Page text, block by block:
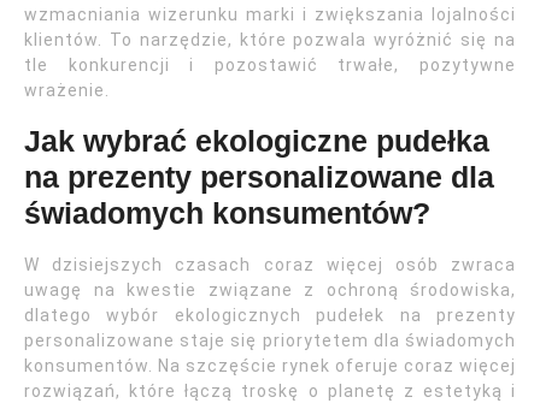
wzmacniania wizerunku marki i zwiększania lojalności
klientów. To narzędzie, które pozwala wyróżnić się na
tle konkurencji i pozostawić trwałe, pozytywne
wrażenie.
Jak wybrać ekologiczne pudełka
na prezenty personalizowane dla
świadomych konsumentów?
W dzisiejszych czasach coraz więcej osób zwraca
uwagę na kwestie związane z ochroną środowiska,
dlatego wybór ekologicznych pudełek na prezenty
personalizowane staje się priorytetem dla świadomych
konsumentów. Na szczęście rynek oferuje coraz więcej
rozwiązań, które łączą troskę o planetę z estetyką i